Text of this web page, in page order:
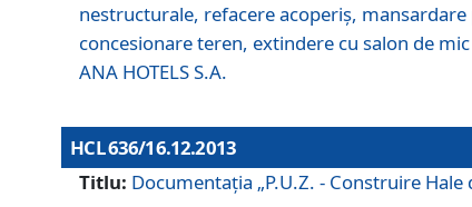
nestructurale, refacere acoperiş,
concesionare teren, extindere cu salon de
ANA HOTELS S.A.
HCL 636/16.12.2013
Titlu: Documentaţia „P.U.Z. - Construire